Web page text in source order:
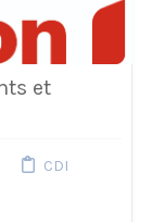
et
CDI